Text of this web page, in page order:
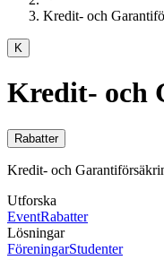
Kredit- och
K
Kredit- och
Rabatter
Kredit- och
Utforska
EventRabatter
Lösningar
FöreningarStudenter